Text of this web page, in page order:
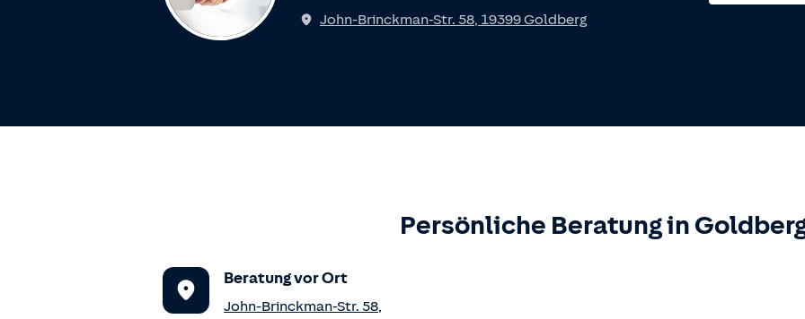
John-Brinckman-Str. 58, 19399Goldberg
Persönliche Beratung in
Beratung vor Ort
John-Brinckman-Str. 58,